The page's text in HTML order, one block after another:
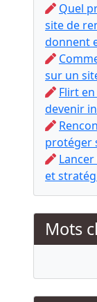
Quel
site de
donnent
sur un
Flirt
devenir
protéger
et
Mots